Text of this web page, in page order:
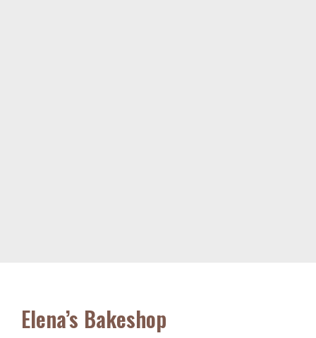
Elena’s Bakeshop